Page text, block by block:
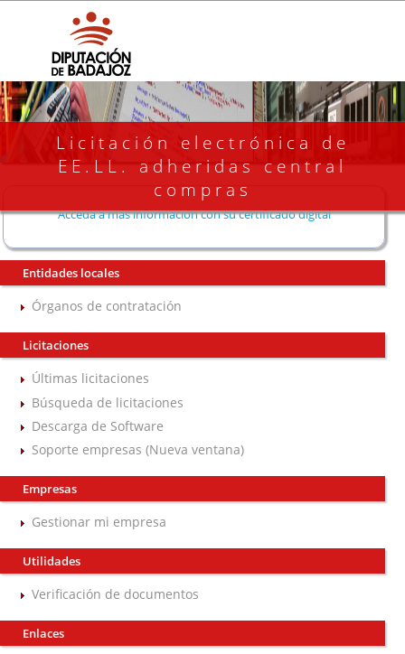
Licitación electrónica de
EE.LL. adheridas central
compras
Acceda a más información con su certificado digital
Entidades locales
Órganos de contratación
Licitaciones
Últimas licitaciones
Búsqueda de licitaciones
Descarga de Software
Soporte empresas (Nueva ventana)
Empresas
Gestionar mi empresa
Utilidades
Verificación de documentos
Enlaces